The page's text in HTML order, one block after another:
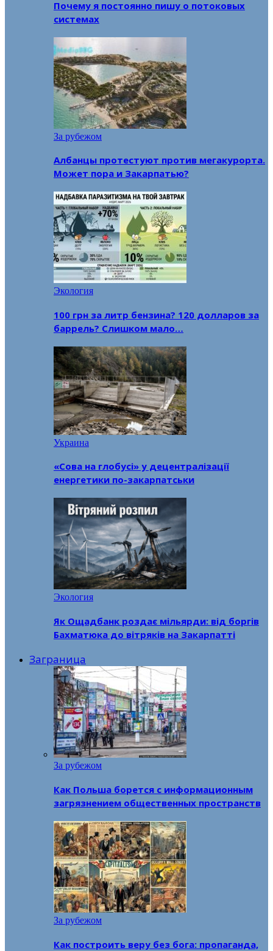
Почему я постоянно пишу о потоковых
системах
За рубежом
Албанцы протестуют против мегакурорта.
Может пора и Закарпатью?
Экология
100 грн за литр бензина? 120 долларов за
баррель? Слишком мало…
Украина
«Сова на глобусі» у децентралізації
енергетики по-закарпатськи
Экология
Як Ощадбанк роздає мільярди: від боргів
Бахматюка до вітряків на Закарпатті
Заграница
За рубежом
Как Польша борется с информационным
загрязнением общественных пространств
За рубежом
Как построить веру без бога: пропаганда,